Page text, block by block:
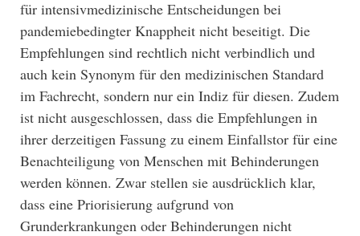
für intensivmedizinische Entscheidungen bei
pandemiebedingter Knappheit nicht beseitigt. Die
Empfehlungen sind rechtlich nicht verbindlich und
auch kein Synonym für den medizinischen Standard
im Fachrecht, sondern nur ein Indiz für diesen. Zudem
ist nicht ausgeschlossen, dass die Empfehlungen in
ihrer derzeitigen Fassung zu einem Einfallstor für eine
Benachteiligung von Menschen mit Behinderungen
werden können. Zwar stellen sie ausdrücklich klar,
dass eine Priorisierung aufgrund von
Grunderkrankungen oder Behinderungen nicht